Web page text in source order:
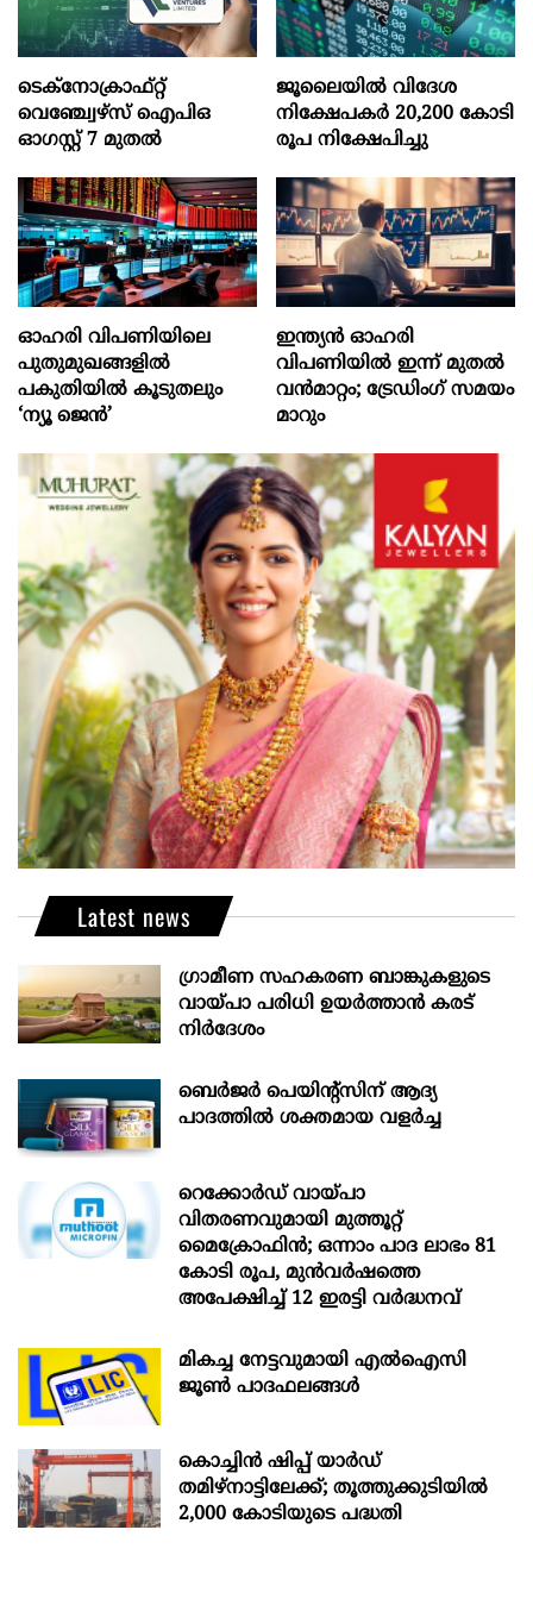
ടെക്‌നോക്രാഫ്‌റ്റ്‌
വെഞ്ച്വേഴ്‌സ്‌ ഐപിഒ
ഓഗസ്റ്റ്‌ 7 മുതല്‍
ജൂലൈയില്‍ വിദേശ
നിക്ഷേപകര്‍ 20,200 കോടി
രൂപ നിക്ഷേപിച്ചു
ഓഹരി വിപണിയിലെ
പുതുമുഖങ്ങളിൽ
പകുതിയിൽ കൂടുതലും
‘ന്യൂ ജെൻ’
ഇന്ത്യൻ ഓഹരി
വിപണിയിൽ ഇന്ന് മുതൽ
വൻമാറ്റം; ട്രേഡിംഗ് സമയം
മാറും
Latest news
ഗ്രാമീണ സഹകരണ ബാങ്കുകളുടെ
വായ്പാ പരിധി ഉയർത്താൻ കരട്
നിർദേശം
ബെർജർ പെയിന്റ്സിന് ആദ്യ
പാദത്തിൽ ശക്തമായ വളർച്ച
റെക്കോർഡ് വായ്പാ
വിതരണവുമായി മുത്തൂറ്റ്
മൈക്രോഫിൻ; ഒന്നാം പാദ ലാഭം 81
കോടി രൂപ, മുൻവർഷത്തെ
അപേക്ഷിച്ച് 12 ഇരട്ടി വർദ്ധനവ്
മികച്ച നേട്ടവുമായി എൽഐസി
ജൂൺ പാദഫലങ്ങൾ
കൊച്ചിന്‍ ഷിപ്പ് യാർഡ്
തമിഴ്നാട്ടിലേക്ക്; തൂത്തുക്കുടിയിൽ
2,000 കോടിയുടെ പദ്ധതി